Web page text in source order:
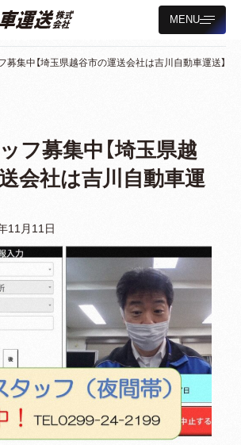
MENU
募集中【埼玉県越谷市の運送会社は吉川自動車運送】
フ募集中【埼玉県越
会社は吉川自動車運
11月11日